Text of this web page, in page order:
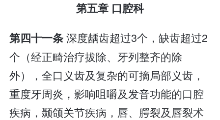
第五章 口腔科
第四十一条深度龋齿超过3个，缺齿超过2
个（经正畸治疗拔除、牙列整齐的除
外），全口义齿及复杂的可摘局部义齿，
重度牙周炎，影响咀嚼及发音功能的口腔
疾病，颞颌关节疾病，唇、腭裂及唇裂术